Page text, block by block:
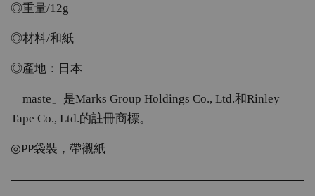
◎重量/12g
◎材料/和紙
◎產地：日本
「maste」是Marks Group Holdings Co., Ltd.和Rinley
Tape Co., Ltd.的註冊商標。
◎PP袋裝，帶襯紙